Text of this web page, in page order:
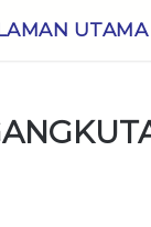
UTAMA